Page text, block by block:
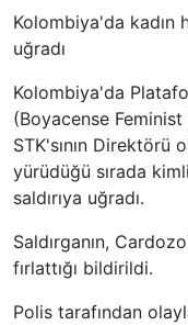
Kolombiya'da kadın
uğradı
Kolombiya'da
(Boyacense Feminist
STK'sının
yürüdüğü sırada
saldırıya uğradı.
Saldırganın,
fırlattığı bildirildi.
Polis tarafından